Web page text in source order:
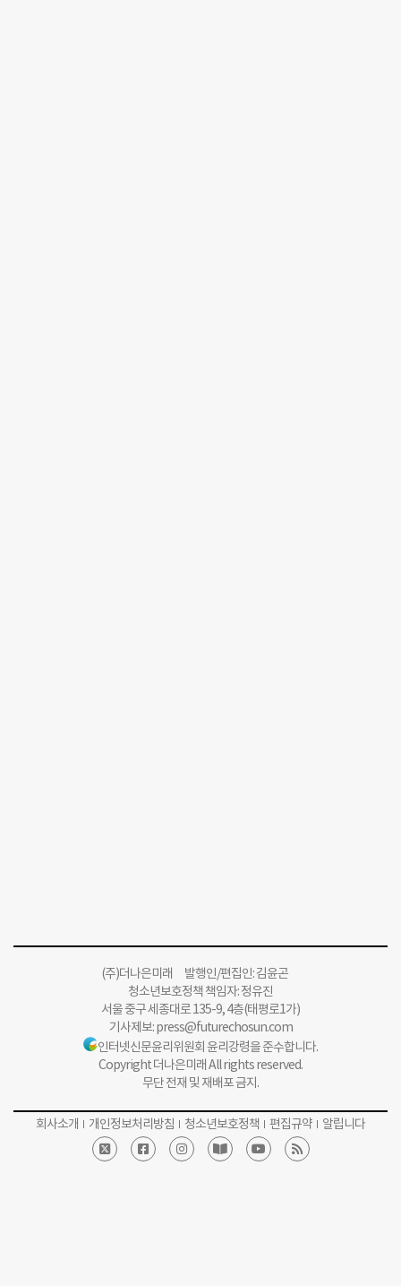
(주)더나은미래 발행인/편집인: 김윤곤
청소년보호정책 책임자: 정유진
서울 중구 세종대로 135-9, 4층(태평로1가)
기사제보:press@futurechosun.com
인터넷신문윤리위원회 윤리강령을 준수합니다.
Copyright 더나은미래 All rights reserved.
무단 전재 및 재배포 금지.
회사소개 개인정보처리방침 청소년보호정책 편집규약 알립니다